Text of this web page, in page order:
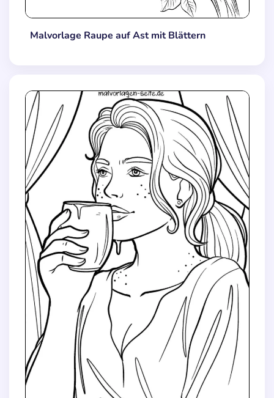
Malvorlage Raupe auf Ast mit Blättern